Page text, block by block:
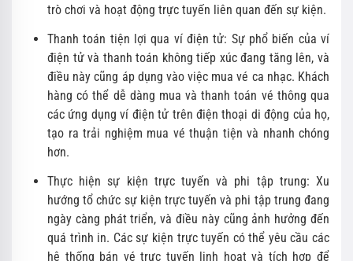
trò chơi và hoạt động trực tuyến liên quan đến sự kiện.
Thanh toán tiện lợi qua ví điện tử: Sự phổ biến của ví
điện tử và thanh toán không tiếp xúc đang tăng lên, và
điều này cũng áp dụng vào việc mua vé ca nhạc. Khách
hàng có thể dễ dàng mua và thanh toán vé thông qua
các ứng dụng ví điện tử trên điện thoại di động của họ,
tạo ra trải nghiệm mua vé thuận tiện và nhanh chóng
hơn.
Thực hiện sự kiện trực tuyến và phi tập trung: Xu
hướng tổ chức sự kiện trực tuyến và phi tập trung đang
ngày càng phát triển, và điều này cũng ảnh hưởng đến
quá trình in. Các sự kiện trực tuyến có thể yêu cầu các
hệ thống bán vé trực tuyến linh hoạt và tích hợp để